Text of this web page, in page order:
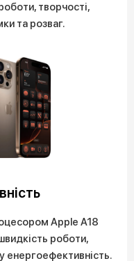
творчості,
та розваг.
Apple A18
роботи,
енергоефективність.